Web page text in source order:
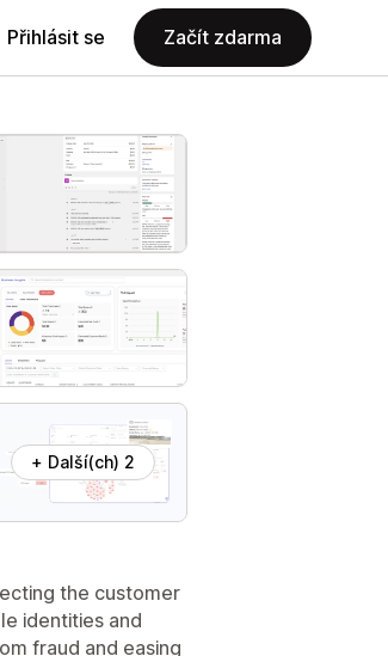
Přihlásit se Začít zdarma
+ Další(ch) 2
the customer
identities and
fraud and easing